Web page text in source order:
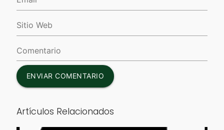
ENVIAR COMENTARIO
Artículos Relacionados